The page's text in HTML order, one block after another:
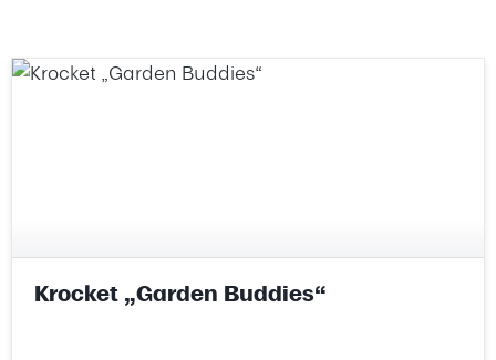
Krocket „Garden Buddies“